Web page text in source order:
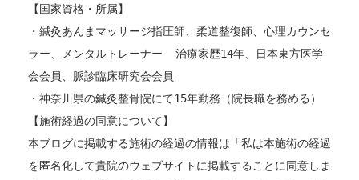
【国家資格・所属】
・鍼灸あんまマッサージ指圧師、柔道整復師、心理カウンセ
ラー、メンタルトレーナー  治療家歴14年、日本東方医学
会会員、脈診臨床研究会会員
・神奈川県の鍼灸整骨院にて15年勤務（院長職を務める）
【施術経過の同意について】
本ブログに掲載する施術の経過の情報は「私は本施術の経過
を匿名化して貴院のウェブサイトに掲載することに同意しま